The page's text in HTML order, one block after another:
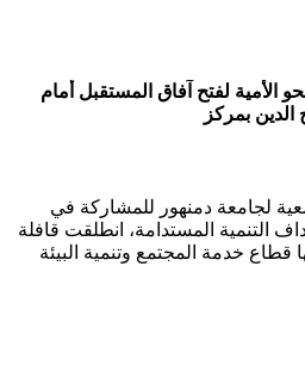
الأمية لفتح آفاق المستقبل أمام
الدين بمركز
لجامعة دمنهور للمشاركة في
التنمية المستدامة، انطلقت قافلة
قطاع خدمة المجتمع وتنمية البيئة